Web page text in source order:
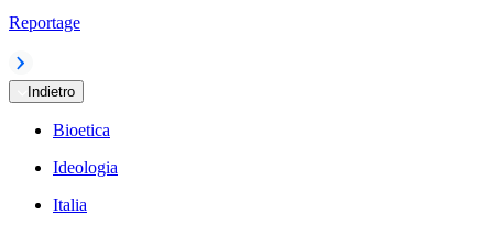
Reportage
Indietro
Bioetica
Ideologia
Italia